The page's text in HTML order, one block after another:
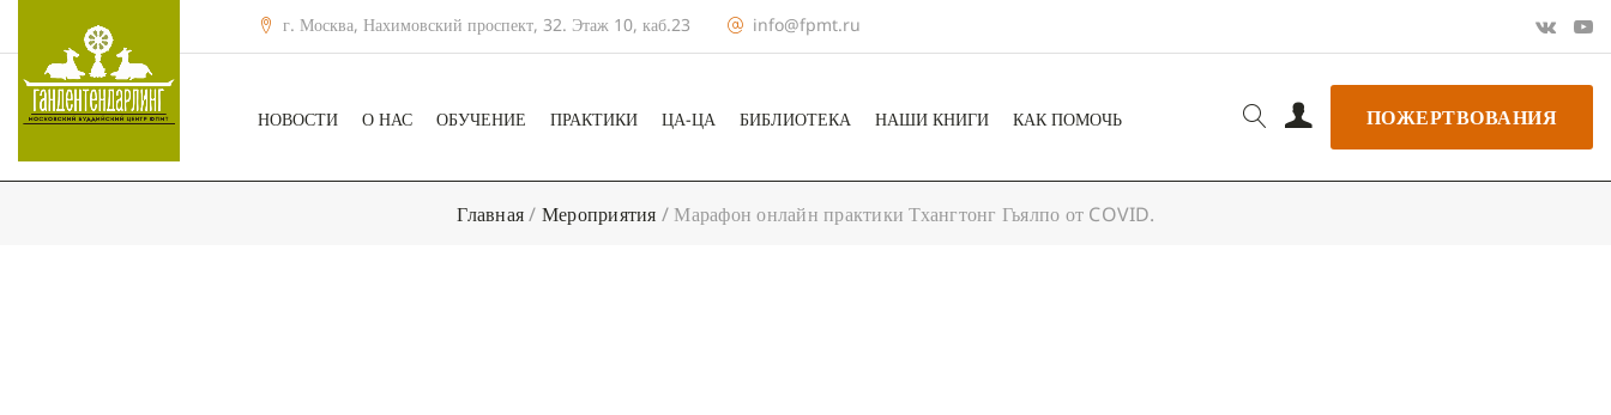
г. Москва, Нахимовский проспект, 32. Этаж 10, каб.23 info@fpmt.ru
НОВОСТИ О НАС ОБУЧЕНИЕ ПРАКТИКИ ЦА-ЦА БИБЛИОТЕКА НАШИ КНИГИ КАК ПОМОЧЬ ПОЖЕРТВОВАНИЯ
Главная/ Мероприятия / Марафон онлайн практики Тхангтонг Гьялпо от COVID.